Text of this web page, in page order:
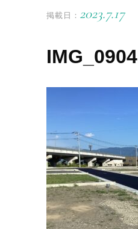
掲載日： 2023.7.17
IMG_0904